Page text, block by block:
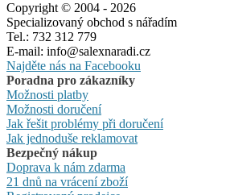
Copyright © 2004 - 2026
Specializovaný obchod s nářadím
Tel.: 732 312 779
E-mail: info@salexnaradi.cz
Najděte nás na Facebooku
Poradna pro zákazníky
Možnosti platby
Možnosti doručení
Jak řešit problémy při doručení
Jak jednoduše reklamovat
Bezpečný nákup
Doprava k nám zdarma
21 dnů na vrácení zboží